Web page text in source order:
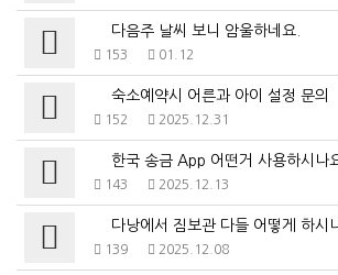
다음주 날씨 보니 암울하네요.
153 01.12
숙소예약시 어른과 아이 설정 문의
152 2025.12.31
한국 송금 App 어떤거 사용하시나
143 2025.12.13
다낭에서 짐보관 다들 어떻게 하시
139 2025.12.08